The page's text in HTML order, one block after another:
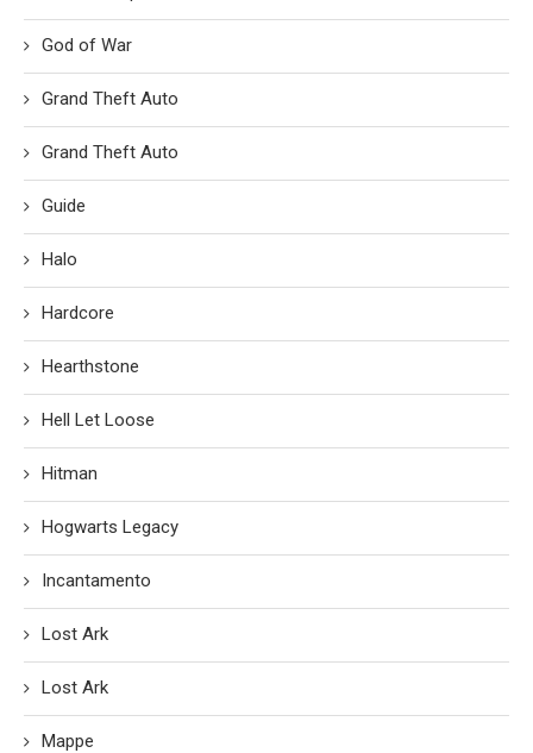
God of War
Grand Theft Auto
Grand Theft Auto
Guide
Halo
Hardcore
Hearthstone
Hell Let Loose
Hitman
Hogwarts Legacy
Incantamento
Lost Ark
Lost Ark
Mappe